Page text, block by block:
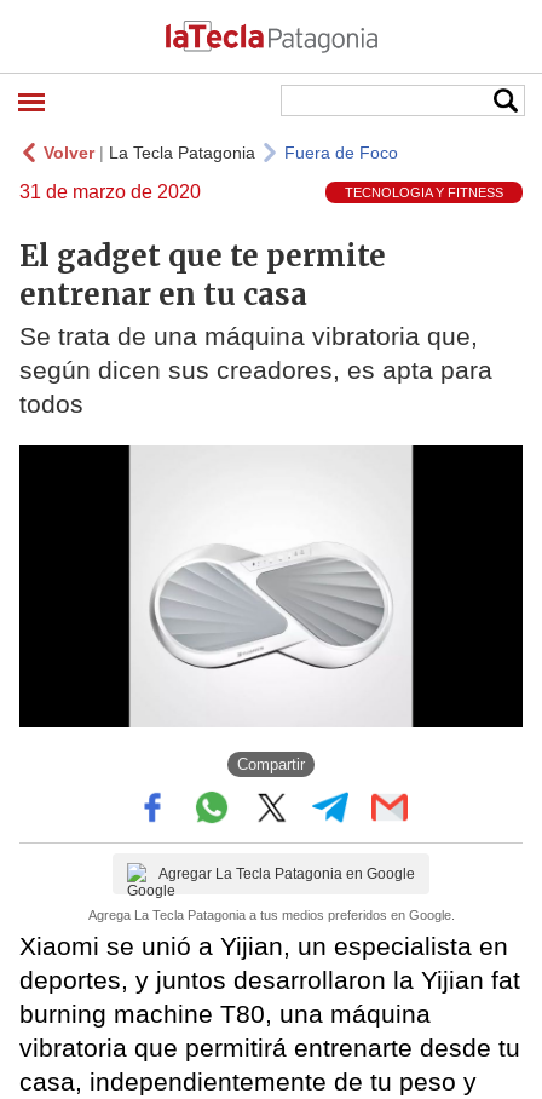
Volver| La Tecla Patagonia Fuera de Foco
31 de marzo de 2020 TECNOLOGIA Y FITNESS
El gadget que te permite
entrenar en tu casa
Se trata de una máquina vibratoria que,
según dicen sus creadores, es apta para
todos
Compartir
Agregar La Tecla Patagonia en Google
Agrega La Tecla Patagonia a tus medios preferidos en Google.
Xiaomi se unió a Yijian, un especialista en
deportes, y juntos desarrollaron la Yijian fat
burning machine T80, una máquina
vibratoria que permitirá entrenarte desde tu
casa, independientemente de tu peso y